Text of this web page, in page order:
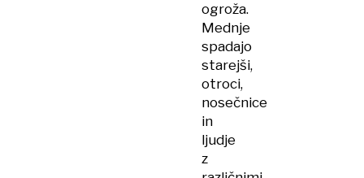
ogroža.
Mednje
spadajo
starejši,
otroci,
nosečnice
in
ljudje
z